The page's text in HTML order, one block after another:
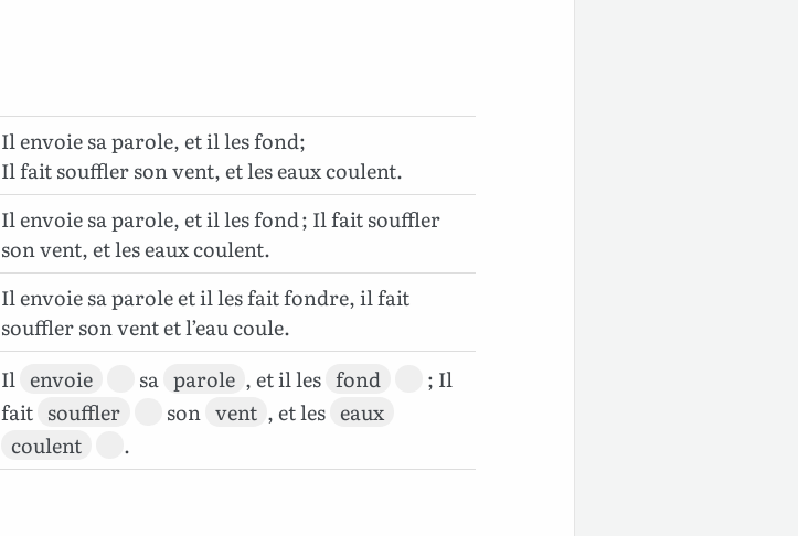
Il envoie sa parole, et il les fond;
Il fait souffler son vent, et les eaux coulent.
Il envoie sa parole, et il les fond ; Il fait souffler
son vent, et les eaux coulent.
Il envoie sa parole et il les fait fondre, il fait
souffler son vent et l’eau coule.
Il envoie sa parole , et il les fond
; Il
fait souffler son vent , et les eaux
coulent
.